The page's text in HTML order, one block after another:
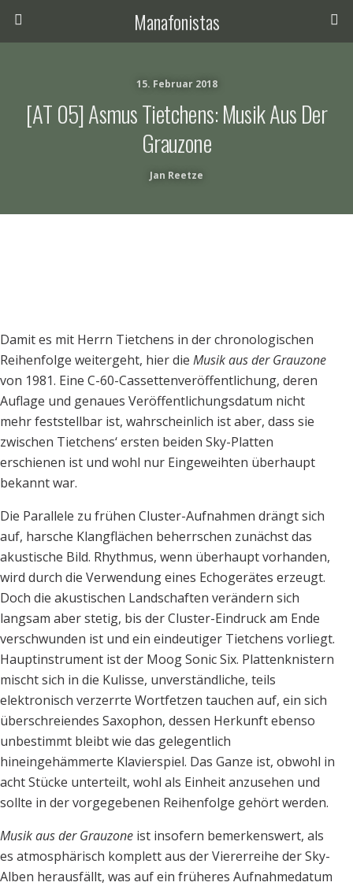
Manafonistas
15. Februar 2018
[AT 05] Asmus Tietchens: Musik Aus Der
Grauzone
Jan Reetze
Damit es mit Herrn Tietchens in der chronologischen
Reihenfolge weitergeht, hier die Musik aus der Grauzone
von 1981. Eine C-60-Cassettenveröffentlichung, deren
Auflage und genaues Veröffentlichungsdatum nicht
mehr feststellbar ist, wahrscheinlich ist aber, dass sie
zwischen Tietchens‘ ersten beiden Sky-Platten
erschienen ist und wohl nur Eingeweihten überhaupt
bekannt war.
Die Parallele zu frühen Cluster-Aufnahmen drängt sich
auf, harsche Klangflächen beherrschen zunächst das
akustische Bild. Rhythmus, wenn überhaupt vorhanden,
wird durch die Verwendung eines Echogerätes erzeugt.
Doch die akustischen Landschaften verändern sich
langsam aber stetig, bis der Cluster-Eindruck am Ende
verschwunden ist und ein eindeutiger Tietchens vorliegt.
Hauptinstrument ist der Moog Sonic Six. Plattenknistern
mischt sich in die Kulisse, unverständliche, teils
elektronisch verzerrte Wortfetzen tauchen auf, ein sich
überschreiendes Saxophon, dessen Herkunft ebenso
unbestimmt bleibt wie das gelegentlich
hineingehämmerte Klavierspiel. Das Ganze ist, obwohl in
acht Stücke unterteilt, wohl als Einheit anzusehen und
sollte in der vorgegebenen Reihenfolge gehört werden.
Musik aus der Grauzone ist insofern bemerkenswert, als
es atmosphärisch komplett aus der Viererreihe der Sky-
Alben herausfällt, was auf ein früheres Aufnahmedatum